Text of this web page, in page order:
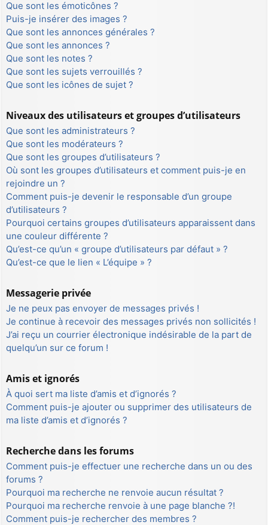
Que sont les émoticônes ?
Puis-je insérer des images ?
Que sont les annonces générales ?
Que sont les annonces ?
Que sont les notes ?
Que sont les sujets verrouillés ?
Que sont les icônes de sujet ?
Niveaux des utilisateurs et groupes d’utilisateurs
Que sont les administrateurs ?
Que sont les modérateurs ?
Que sont les groupes d’utilisateurs ?
Où sont les groupes d’utilisateurs et comment puis-je en
rejoindre un ?
Comment puis-je devenir le responsable d’un groupe
d’utilisateurs ?
Pourquoi certains groupes d’utilisateurs apparaissent dans
une couleur différente ?
Qu’est-ce qu’un « groupe d’utilisateurs par défaut » ?
Qu’est-ce que le lien « L’équipe » ?
Messagerie privée
Je ne peux pas envoyer de messages privés !
Je continue à recevoir des messages privés non sollicités !
J’ai reçu un courrier électronique indésirable de la part de
quelqu’un sur ce forum !
Amis et ignorés
À quoi sert ma liste d’amis et d’ignorés ?
Comment puis-je ajouter ou supprimer des utilisateurs de
ma liste d’amis et d’ignorés ?
Recherche dans les forums
Comment puis-je effectuer une recherche dans un ou des
forums ?
Pourquoi ma recherche ne renvoie aucun résultat ?
Pourquoi ma recherche renvoie à une page blanche ?!
Comment puis-je rechercher des membres ?